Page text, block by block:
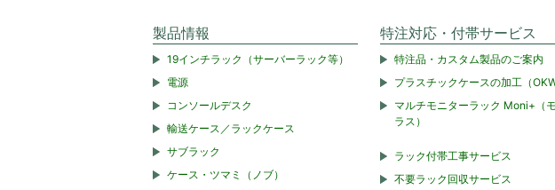
製品情報
19インチラック（サーバーラック等）
電源
コンソールデスク
輸送ケース／ラックケース
サブラック
ケース・ツマミ（ノブ）
特注対応・付帯サービス
特注品・カスタム製品のご案内
プラスチックケースの加工（OKW
マルチモニターラック Moni+（
ラス）
ラック付帯工事サービス
不要ラック回収サービス